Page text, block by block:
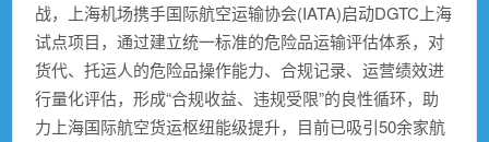
战，上海机场携手国际航空运输协会(IATA)启动DGTC上海
试点项目，通过建立统一标准的危险品运输评估体系，对
货代、托运人的危险品操作能力、合规记录、运营绩效进
行量化评估，形成“合规收益、违规受限”的良性循环，助
力上海国际航空货运枢纽能级提升，目前已吸引50余家航